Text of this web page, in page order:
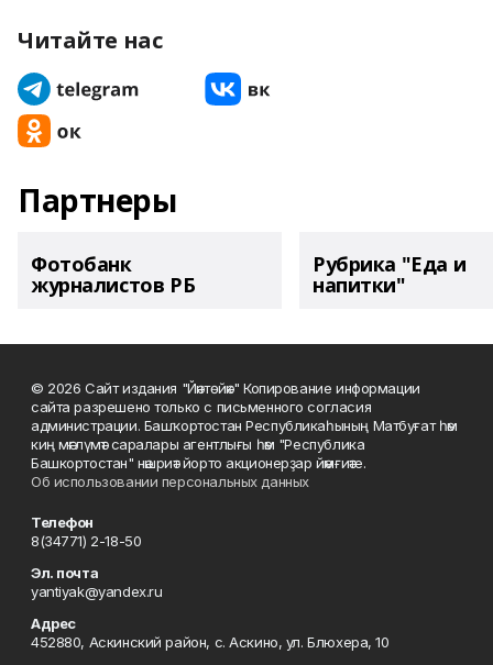
Читайте нас
Партнеры
Фотобанк
журналистов РБ
Рубрика "Еда и
напитки"
© 2026 Сайт издания "Йәнтөйәк" Копирование информации
сайта разрешено только с письменного согласия
администрации. Башҡортостан Республикаһының Матбуғат һәм
киң мәғлүмәт саралары агентлығы һәм "Республика
Башкортостан" нәшриәт йорто акционерҙар йәмғиәте.
Об использовании персональных данных
Телефон
8(34771) 2-18-50
Эл. почта
yantiyak@yandex.ru
Адрес
452880, Аскинский район, с. Аскино, ул. Блюхера, 10